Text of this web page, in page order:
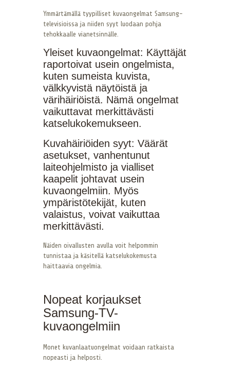
Ymmärtämällä tyypilliset kuvaongelmat Samsung-
televisioissa ja niiden syyt luodaan pohja
tehokkaalle vianetsinnälle.
Yleiset kuvaongelmat: Käyttäjät
raportoivat usein ongelmista,
kuten sumeista kuvista,
välkkyvistä näytöistä ja
värihäiriöistä. Nämä ongelmat
vaikuttavat merkittävästi
katselukokemukseen.
Kuvahäiriöiden syyt: Väärät
asetukset, vanhentunut
laiteohjelmisto ja vialliset
kaapelit johtavat usein
kuvaongelmiin. Myös
ympäristötekijät, kuten
valaistus, voivat vaikuttaa
merkittävästi.
Näiden oivallusten avulla voit helpommin
tunnistaa ja käsitellä katselukokemusta
haittaavia ongelmia.
Nopeat korjaukset
Samsung-TV-
kuvaongelmiin
Monet kuvanlaatuongelmat voidaan ratkaista
nopeasti ja helposti.